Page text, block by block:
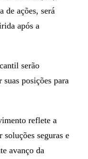
de ações, será
após a
serão
posições para
reflete a
soluções seguras e
avanço da